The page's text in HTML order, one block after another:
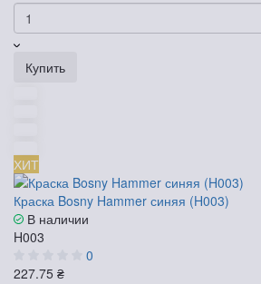
Купить
ХИТ
Краска Bosny Hammer синяя (H003)
В наличии
H003
0
227.75 ₴